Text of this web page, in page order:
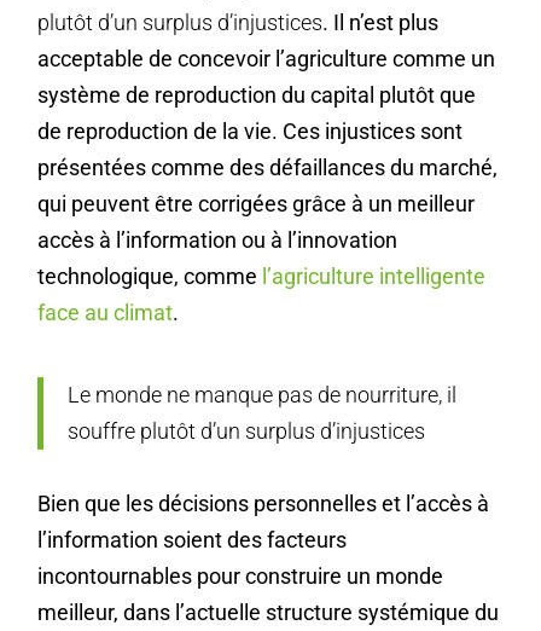
plutôt d’un surplus d’injustices. Il n’est plus
acceptable de concevoir l’agriculture comme un
système de reproduction du capital plutôt que
de reproduction de la vie. Ces injustices sont
présentées comme des défaillances du marché,
qui peuvent être corrigées grâce à un meilleur
accès à l’information ou à l’innovation
technologique, comme l’agriculture intelligente
face au climat.
Le monde ne manque pas de nourriture, il
souffre plutôt d’un surplus d’injustices
Bien que les décisions personnelles et l’accès à
l’information soient des facteurs
incontournables pour construire un monde
meilleur, dans l’actuelle structure systémique du